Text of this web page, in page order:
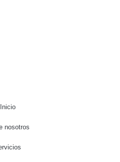
Inicio
nosotros